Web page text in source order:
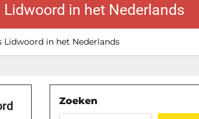
Lidwoord in het Nederlands
Lidwoord in het Nederlands
Zoeken